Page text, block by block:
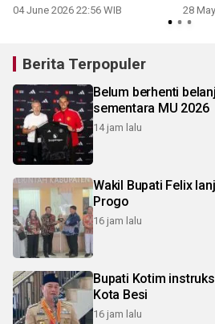
04 June 2026 22:56 WIB 28
Berita Terpopuler
Belum berhenti
sementara MU 2026
14 jam lalu
Wakil Bupati Felix
Progo
16 jam lalu
Bupati Kotim
Kota Besi
16 jam lalu